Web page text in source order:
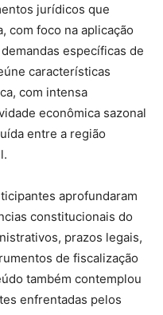
jurídicos que
com foco na aplicação
específicas de
características
com intensa
econômica sazonal
entre a região
aprofundaram
constitucionais do
prazos legais,
de fiscalização
também contemplou
enfrentadas pelos